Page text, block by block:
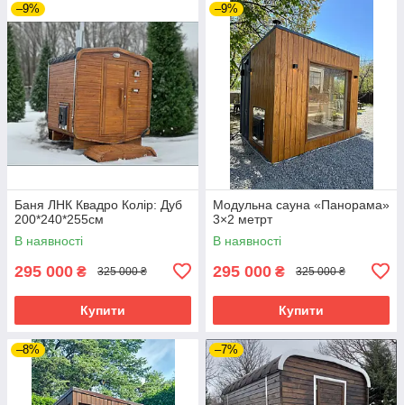
–9%
Баня ЛНК Квадро Колір: Дуб
200*240*255см
В наявності
295 000 ₴ 325 000 ₴
Купити
–9%
Модульна сауна «Панорама»
3×2 метрт
В наявності
295 000 ₴ 325 000 ₴
Купити
–8% –7%